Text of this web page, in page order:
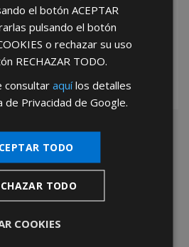
venta a tiendas y empresas minoristas y
el botónACEPTAR
pulsando el botón
o rechazar su uso
RECHAZAR TODO.
consultaraquílos detalles
de Privacidad de Google.
TODO
TODO
COOKIES